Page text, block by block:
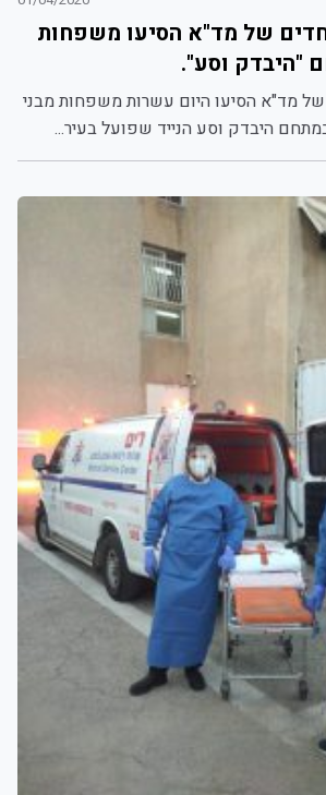
של מד"א הסיעו משפחות
"היבדק וסע".
של מד"א הסיעו היום עשרות משפחות מבני
היבדק וסע הנייד שפועל בעיר...